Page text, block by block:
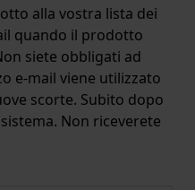
alla vostra lista dei
quando il prodotto
siete obbligati ad
e-mail viene utilizzato
scorte. Subito dopo
Non riceverete